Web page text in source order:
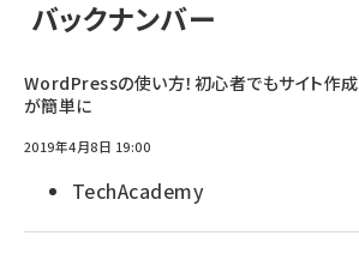
バックナンバー
WordPressの使い方！初心者でもサイト作成
が簡単に
2019年4月8日 19:00
TechAcademy